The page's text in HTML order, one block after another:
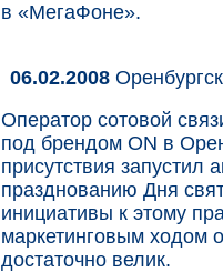
в «МегаФоне».
06.02.2008
Оператор сотовой
под брендом ON в
присутствия запустил
празднованию Дня
инициативы к этому
маркетинговым ходом
достаточно велик.